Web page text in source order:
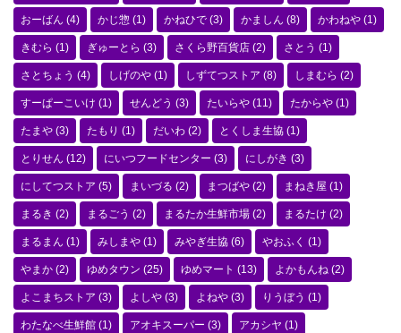
おーばん (4) かじ惣 (1) かねひで (3) かましん (8) かわねや (1)
きむら (1) ぎゅーとら (3) さくら野百貨店 (2) さとう (1)
さとちょう (4) しげのや (1) しずてつストア (8) しまむら (2)
すーぱーこいけ (1) せんどう (3) たいらや (11) たからや (1)
たまや (3) たもり (1) だいわ (2) とくしま生協 (1)
とりせん (12) にいつフードセンター (3) にしがき (3)
にしてつストア (5) まいづる (2) まつばや (2) まねき屋 (1)
まるき (2) まるごう (2) まるたか生鮮市場 (2) まるたけ (2)
まるまん (1) みしまや (1) みやぎ生協 (6) やおふく (1)
やまか (2) ゆめタウン (25) ゆめマート (13) よかもんね (2)
よこまちストア (3) よしや (3) よねや (3) りうぼう (1)
わたなべ生鮮館 (1) アオキスーパー (3) アカシヤ (1)